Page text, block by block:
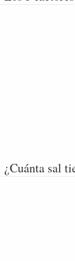
¿Cuánta sal